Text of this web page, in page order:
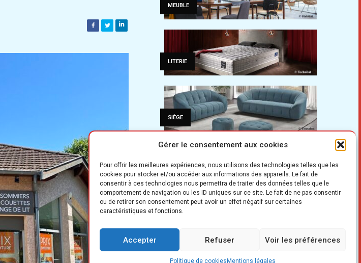
Gérer le consentement aux cookies
Pour offrir les meilleures expériences, nous utilisons des technologies telles que les
cookies pour stocker et/ou accéder aux informations des appareils. Le fait de
consentir à ces technologies nous permettra de traiter des données telles que le
comportement de navigation ou les ID uniques sur ce site. Le fait de ne pas consentir
ou de retirer son consentement peut avoir un effet négatif sur certaines
caractéristiques et fonctions.
Accepter Refuser Voir les préférences
Politique de cookies Mentions légales
MEUBLE
LITERIE
SIÈGE
CUISINE
PROFESSION